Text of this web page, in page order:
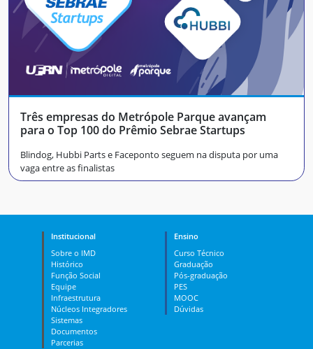
Três empresas do Metrópole Parque avançam
para o Top 100 do Prêmio Sebrae Startups
Blindog, Hubbi Parts e Faceponto seguem na disputa por uma
vaga entre as finalistas
Institucional
Sobre o IMD
Histórico
Função Social
Equipe
Infraestrutura
Núcleos Integradores
Sistemas
Documentos
Parcerias
Ensino
Curso Técnico
Graduação
Pós-graduação
PES
MOOC
Dúvidas